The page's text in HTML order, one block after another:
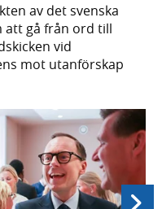
av det svenska
att gå från ord till
vid
mot utanförskap